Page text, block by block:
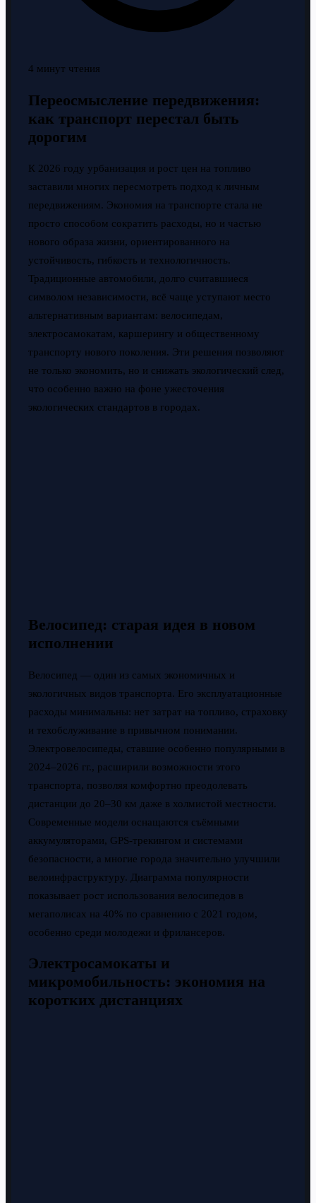
4 минут чтения
Переосмысление передвижения:
как транспорт перестал быть
дорогим
К 2026 году урбанизация и рост цен на топливо
заставили многих пересмотреть подход к личным
передвижениям. Экономия на транспорте стала не
просто способом сократить расходы, но и частью
нового образа жизни, ориентированного на
устойчивость, гибкость и технологичность.
Традиционные автомобили, долго считавшиеся
символом независимости, всё чаще уступают место
альтернативным вариантам: велосипедам,
электросамокатам, каршерингу и общественному
транспорту нового поколения. Эти решения позволяют
не только экономить, но и снижать экологический след,
что особенно важно на фоне ужесточения
экологических стандартов в городах.
Велосипед: старая идея в новом
исполнении
Велосипед — один из самых экономичных и
экологичных видов транспорта. Его эксплуатационные
расходы минимальны: нет затрат на топливо, страховку
и техобслуживание в привычном понимании.
Электровелосипеды, ставшие особенно популярными в
2024–2026 гг., расширили возможности этого
транспорта, позволяя комфортно преодолевать
дистанции до 20–30 км даже в холмистой местности.
Современные модели оснащаются съёмными
аккумуляторами, GPS-трекингом и системами
безопасности, а многие города значительно улучшили
велоинфраструктуру. Диаграмма популярности
показывает рост использования велосипедов в
мегаполисах на 40% по сравнению с 2021 годом,
особенно среди молодежи и фрилансеров.
Электросамокаты и
микромобильность: экономия на
коротких дистанциях